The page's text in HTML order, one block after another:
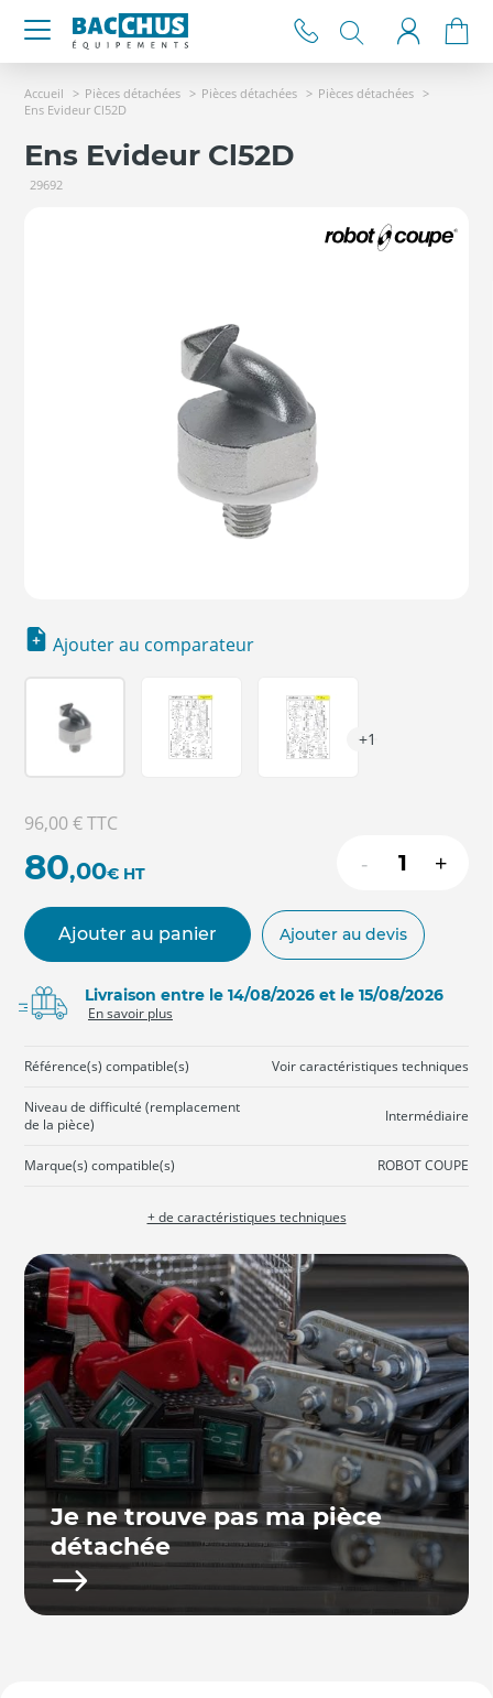
Accueil Pièces détachées Pièces détachées
Pièces détachées
Ens Evideur Cl52D
Ens Evideur Cl52D
29692
Ajouter au comparateur
+1
96,00 €TTC
80,00€ HT - +
Ajouter au panier Ajouter au devis
Livraison entre le 14/08/2026 et le 15/08/2026
En savoir plus
Référence(s) compatible(s) Voir caractéristiques techniques
Niveau de difficulté (remplacement
de la pièce)
Intermédiaire
Marque(s) compatible(s) ROBOT COUPE
+ de caractéristiques techniques
Je ne trouve pas ma pièce
détachée